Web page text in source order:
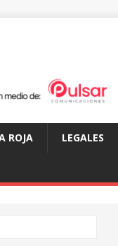
ROJA LEGALES